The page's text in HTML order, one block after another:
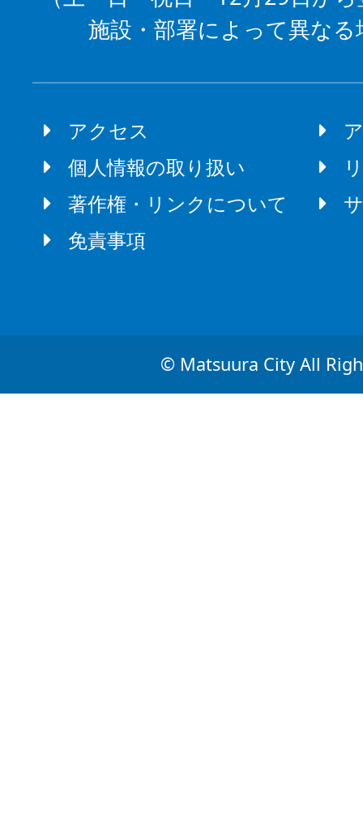
施設・部署によって異な
アクセス
個人情報の取り扱い
著作権・リンクについて
免責事項
© Matsuura City All